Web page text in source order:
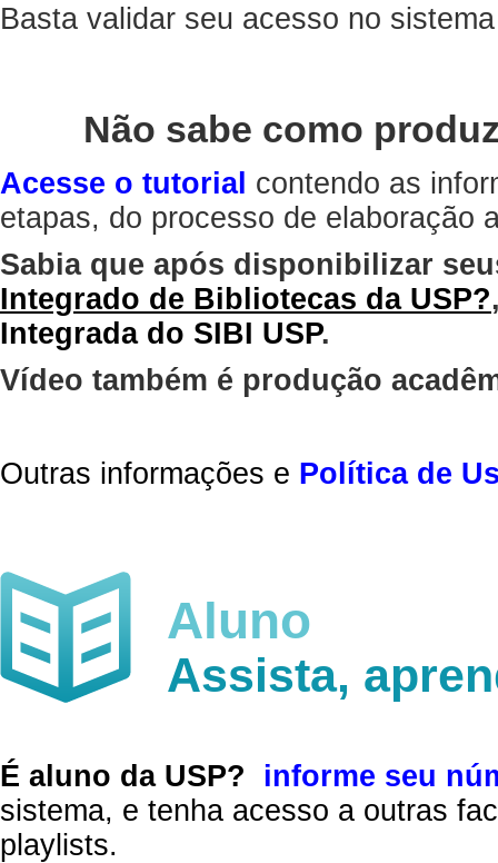
Basta validar seu acesso no
Não sabe como
Acesse o tutorial contendo as
etapas, do processo de elaboração
Sabia que após disponibilizar
Integrado de Bibliotecas da USP?
Integrada do SIBI USP.
Vídeo também é produção
Outras informações e Política de
Aluno
Assista,
É aluno da USP?
informe seu
sistema, e tenha acesso a outras
playlists.